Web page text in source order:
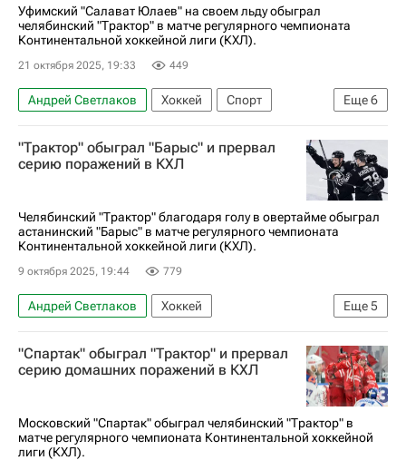
Уфимский "Салават Юлаев" на своем льду обыграл
челябинский "Трактор" в матче регулярного чемпионата
Континентальной хоккейной лиги (КХЛ).
21 октября 2025, 19:33 449
Еще6
Андрей Светлаков Хоккей
Спорт
Владислав Ефремов
Михаил Григоренко
Трактор
Салават Юлаев
Сибирь
"Трактор" обыграл "Барыс" и прервал
серию поражений в КХЛ
Челябинский "Трактор" благодаря голу в овертайме обыграл
астанинский "Барыс" в матче регулярного чемпионата
Континентальной хоккейной лиги (КХЛ).
9 октября 2025, 19:44 779
Еще5
Андрей Светлаков
Хоккей
Александр Кадейкин
Михаил Григоренко
Барыс
Трактор КХЛ 2025-2026
"Спартак" обыграл "Трактор" и прервал
серию домашних поражений в КХЛ
Московский "Спартак" обыграл челябинский "Трактор" в
матче регулярного чемпионата Континентальной хоккейной
лиги (КХЛ).